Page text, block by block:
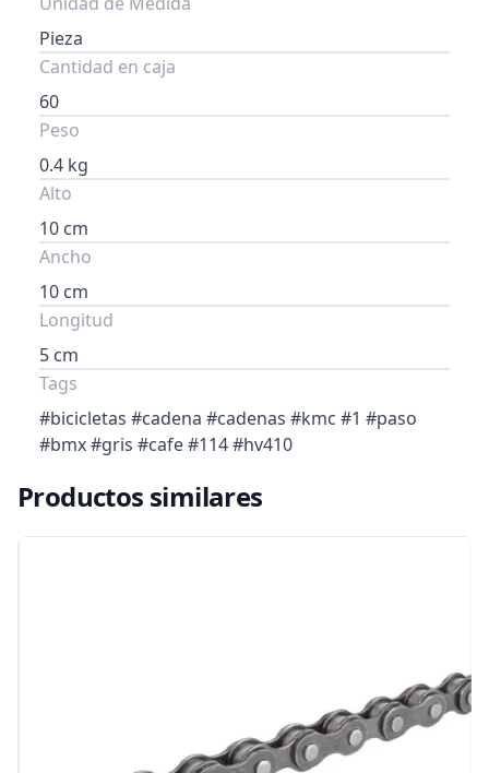
Pieza
Cantidad en caja
60
Peso
0.4 kg
Alto
10 cm
Ancho
10 cm
Longitud
5 cm
Tags
#bicicletas #cadena #cadenas #kmc #1 #paso
#bmx #gris #cafe #114 #hv410
Productos similares